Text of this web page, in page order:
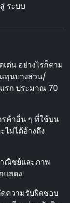
ระบบ
ด่น อย่างไรก็ตาม
นทุนบางส่วน/
รก ประมาณ 70
ค้าอื่น ๆ ที่ใช้บน
ไม่ได้อ้างถึง
าณิชย์และภาพ
แสดง
ความรับผิดชอบ